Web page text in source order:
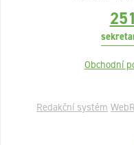
Obchodní
Redakční systém